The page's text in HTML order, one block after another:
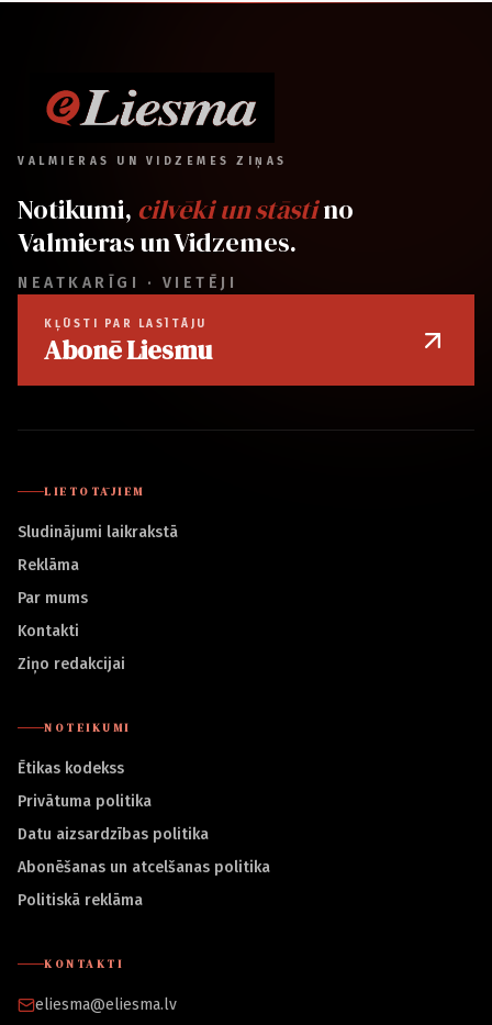
VALMIERAS UN VIDZEMES ZIŅAS
Notikumi, cilvēki un stāstino
Valmieras un Vidzemes.
NEATKARĪGI · VIETĒJI
KĻŪSTI PAR LASĪTĀJU
Abonē Liesmu
LIETOTĀJIEM
Sludinājumi laikrakstā
Reklāma
Par mums
Kontakti
Ziņo redakcijai
NOTEIKUMI
Ētikas kodekss
Privātuma politika
Datu aizsardzības politika
Abonēšanas un atcelšanas politika
Politiskā reklāma
KONTAKTI
eliesma@eliesma.lv